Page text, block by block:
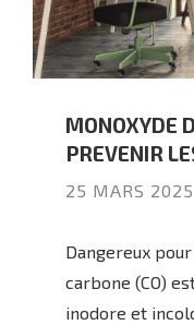
MONOXYDE
PREVENIR
25 MARS 2025
Dangereux
carbone (CO)
inodore et